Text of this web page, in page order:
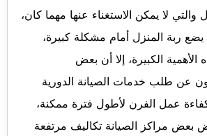
والتي لا يمكن الاستغناء عنها مهما كان،
ربة المنزل أمام مشكلة كبيرة،
الكبيرة، إلا أن بعض
عن طلب خدمات الصيانة الدورية
عمل الفرن لأطول فترة ممكنة،
بعض مراكز الصيانة تكاليف مرتفعة